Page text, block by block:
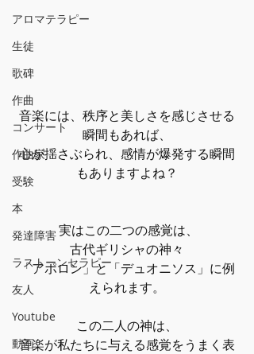
アロマテラピー
生徒
歌碑
作曲
コンサート
作曲家
受験
本
発達障害
ラストーンセラピー
友人
Youtube
動画
音楽には、秩序と美しさを感じさせる
瞬間もあれば、
心が揺さぶられ、感情が爆発する瞬間
もありますよね？
実はこの二つの感覚は、
古代ギリシャの神々
「アポロン」と「デュオニソス」に例
えられます。
この二人の神は、
音楽が私たちに与える感覚をうまく表